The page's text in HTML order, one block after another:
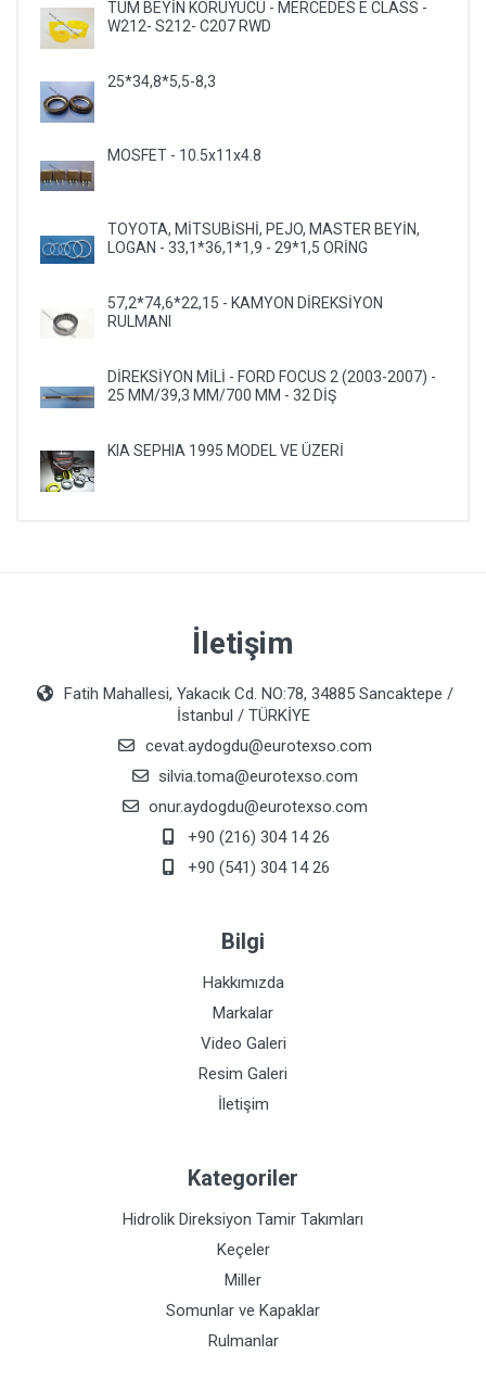
TÜM BEYİN KORUYUCU - MERCEDES E CLASS -
W212- S212- C207 RWD
25*34,8*5,5-8,3
MOSFET - 10.5x11x4.8
TOYOTA, MİTSUBİSHİ, PEJO, MASTER BEYİN,
LOGAN - 33,1*36,1*1,9 - 29*1,5 ORİNG
57,2*74,6*22,15 - KAMYON DİREKSİYON
RULMANI
DİREKSİYON MİLİ - FORD FOCUS 2 (2003-2007) -
25 MM/39,3 MM/700 MM - 32 DİŞ
KIA SEPHIA 1995 MODEL VE ÜZERİ
İletişim
Fatih Mahallesi, Yakacık Cd. NO:78, 34885 Sancaktepe /
İstanbul / TÜRKİYE
cevat.aydogdu@eurotexso.com
silvia.toma@eurotexso.com
onur.aydogdu@eurotexso.com
+90 (216) 304 14 26
+90 (541) 304 14 26
Bilgi
Hakkımızda
Markalar
Video Galeri
Resim Galeri
İletişim
Kategoriler
Hidrolik Direksiyon Tamir Takımları
Keçeler
Miller
Somunlar ve Kapaklar
Rulmanlar